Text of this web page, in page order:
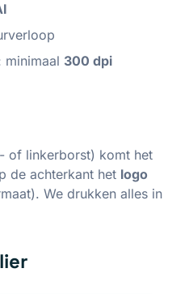
minimaal 300 dpi
of linkerborst) komt het
de achterkant het logo
We drukken alles in